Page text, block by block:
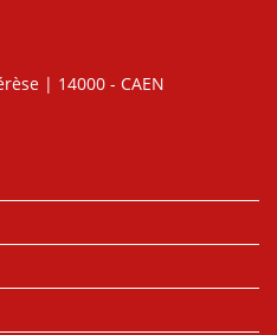
| 14000 - CAEN